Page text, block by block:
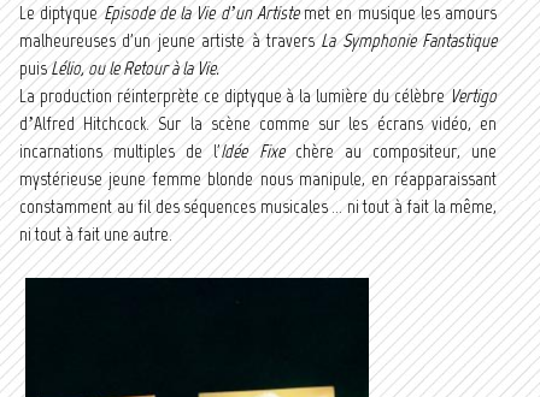
Le diptyqueEpisode de la Vie d’un Artistemet en musique les amours
malheureuses d'un jeune artiste à traversLa Symphonie Fantastique
puisLélio, ou le Retour à la Vie.
La production réinterprète ce diptyque à la lumière du célèbreVertigo
d’Alfred Hitchcock. Sur la scène comme sur les écrans vidéo, en
incarnations multiples de l'Idée Fixechère au compositeur, une
mystérieuse jeune femme blonde nous manipule, en réapparaissant
constamment au fil des séquences musicales ... ni tout à fait la même,
ni tout à fait une autre.